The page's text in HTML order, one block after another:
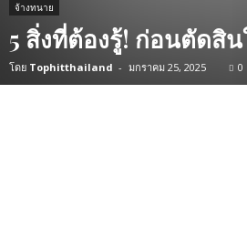
จ้างทนาย
5 สิ่งที่ต้องรู้! ก่อนตัดสิ
โดย Tophitthailand - มกราคม 25, 2025 0